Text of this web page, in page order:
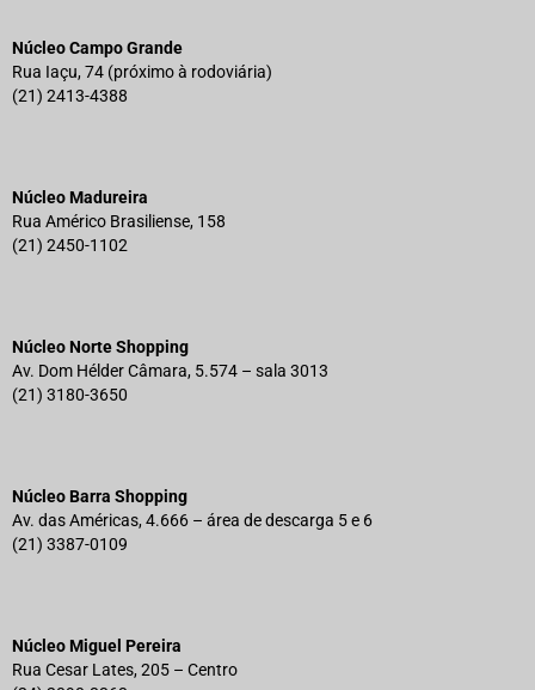
Núcleo Campo Grande
Rua Iaçu, 74 (próximo à rodoviária)
(21) 2413-4388
Núcleo Madureira
Rua Américo Brasiliense, 158
(21) 2450-1102
Núcleo Norte Shopping
Av. Dom Hélder Câmara, 5.574 – sala 3013
(21) 3180-3650
Núcleo Barra Shopping
Av. das Américas, 4.666 – área de descarga 5 e 6
(21) 3387-0109
Núcleo Miguel Pereira
Rua Cesar Lates, 205 – Centro